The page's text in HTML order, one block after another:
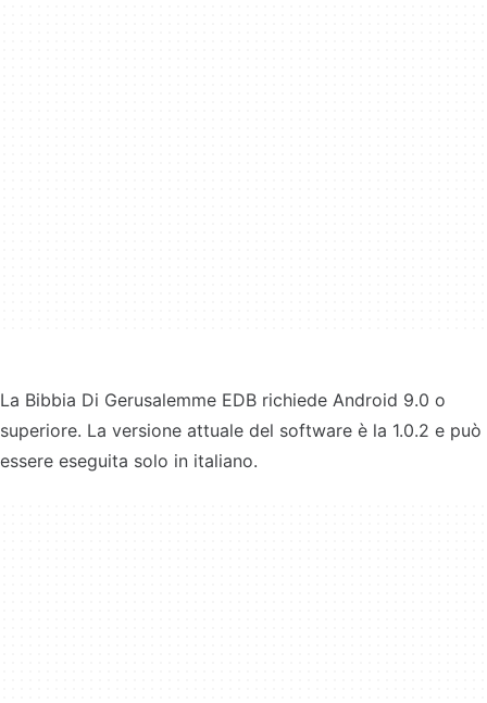
La Bibbia Di Gerusalemme EDB richiede Android 9.0 o
superiore. La versione attuale del software è la 1.0.2 e può
essere eseguita solo in italiano.